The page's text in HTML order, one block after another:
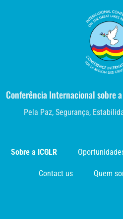
Conferência Internacional sobre
Pela Paz, Segurança,
Sobre a ICGLR
Contact us Quem